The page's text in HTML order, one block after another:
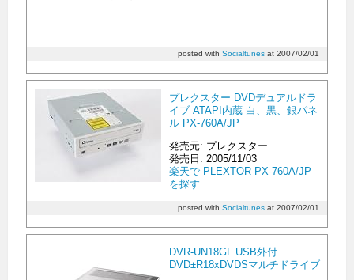
posted with Socialtunes at 2007/02/01
プレクスター DVDデュアルドラ
イブ ATAPI内蔵 白、黒、銀パネ
ル PX-760A/JP
発売元: プレクスター
発売日: 2005/11/03
楽天で PLEXTOR PX-760A/JP
を探す
posted with Socialtunes at 2007/02/01
DVR-UN18GL USB外付
DVD±R18xDVDSマルチドライブ